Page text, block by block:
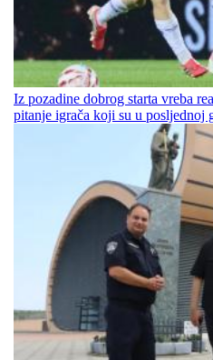
Iz pozadine dobrog starta vreba
pitanje igrača koji su u posljednoj